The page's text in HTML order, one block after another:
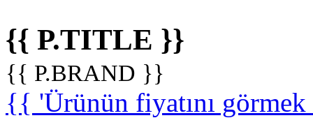
{{ P.TITLE }}
{{ P.BRAND }}
{{ 'Ürünün fiyatını